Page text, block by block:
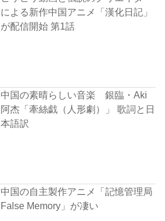
による新作中国アニメ「漢化日記」
が配信開始 第1話
中国の素晴らしい音楽 銀臨・Aki
阿杰「牽絲戯（人形劇）」 歌詞と日
本語訳
中国の自主製作アニメ「記憶管理局
False Memory」が凄い